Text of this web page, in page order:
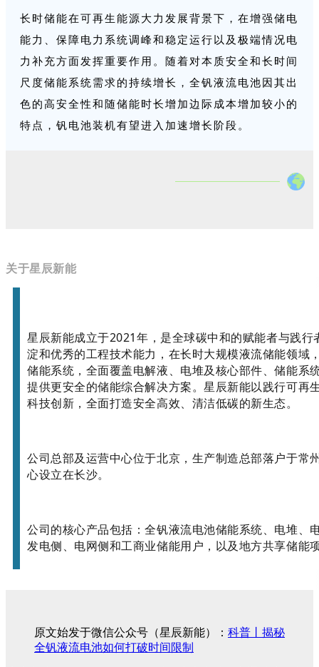
长时储能在可再生能源大力发展背景下，在增强储电
能力、保障电力系统调峰和稳定运行以及极端情况电
力补充方面发挥重要作用。随着对本质安全和长时间
尺度储能系统需求的持续增长，全钒液流电池因其出
色的高安全性和随储能时长增加边际成本增加较小的
特点，钒电池装机有望进入加速增长阶段。
关于星辰新能
星辰新能成立于2021年，是全球碳中和的赋能者与践
淀和优秀的工程技术能力，在长时大规模液流储能领域
储能系统，全面覆盖电解液、电堆及核心部件、储能系
提供更安全的储能综合解决方案。星辰新能以践行可再
科技创新，全面打造安全高效、清洁低碳的新生态。
公司总部及运营中心位于北京，生产制造总部落户于常
心设立在长沙。
公司的核心产品包括：全钒液流电池储能系统、电堆、
发电侧、电网侧和工商业储能用户，以及地方共享储能
原文始发于微信公众号（星辰新能）： 科普丨揭秘
全钒液流电池如何打破时间限制